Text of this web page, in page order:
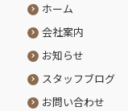
ホーム
会社案内
お知らせ
スタッフブログ
お問い合わせ